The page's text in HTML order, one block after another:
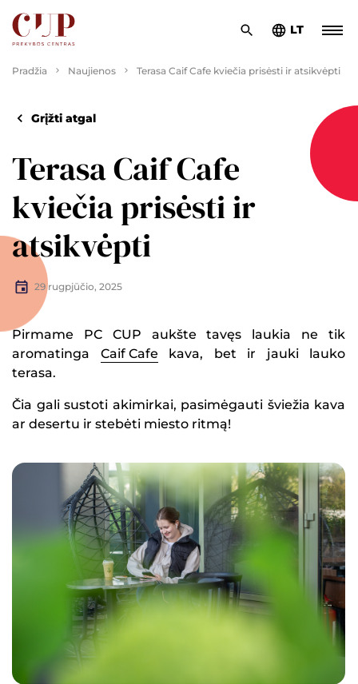
LT
Pradžia Naujienos Terasa Caif Cafe kviečia prisėsti ir atsikvėpti
Grįžti atgal
Terasa Caif Cafe
kviečia prisėsti ir
atsikvėpti
29 rugpjūčio, 2025
Pirmame PC CUP aukšte tavęs laukia ne tik
aromatinga Caif Cafe kava, bet ir jauki lauko
terasa.
Čia gali sustoti akimirkai, pasimėgauti šviežia kava
ar desertu ir stebėti miesto ritmą!